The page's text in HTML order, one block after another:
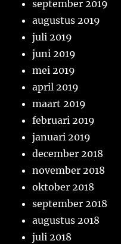
september 2019
augustus 2019
juli 2019
juni 2019
mei 2019
april 2019
maart 2019
februari 2019
januari 2019
december 2018
november 2018
oktober 2018
september 2018
augustus 2018
juli 2018